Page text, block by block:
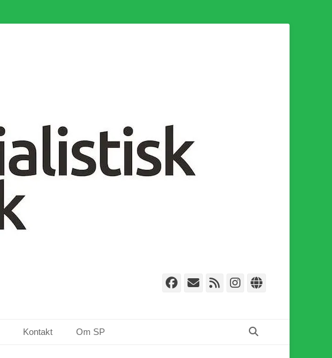
Facebook
E-
Webbflöde
Instagram
Kontakt Om SP